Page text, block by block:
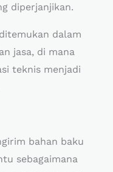
diperjanjikan.
dalam
jasa, di mana
teknis menjadi
bahan baku
sebagaimana